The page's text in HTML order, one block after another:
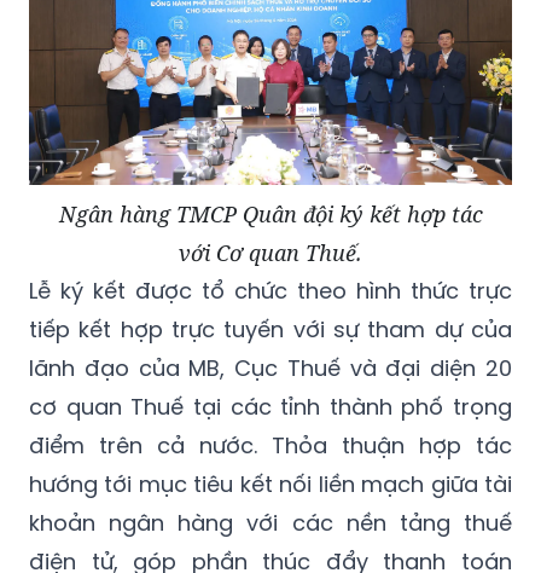
Ngân hàng TMCP Quân đội ký kết hợp tác
với Cơ quan Thuế.
Lễ ký kết được tổ chức theo hình thức trực
tiếp kết hợp trực tuyến với sự tham dự của
lãnh đạo của MB, Cục Thuế và đại diện 20
cơ quan Thuế tại các tỉnh thành phố trọng
điểm trên cả nước. Thỏa thuận hợp tác
hướng tới mục tiêu kết nối liền mạch giữa tài
khoản ngân hàng với các nền tảng thuế
điện tử, góp phần thúc đẩy thanh toán